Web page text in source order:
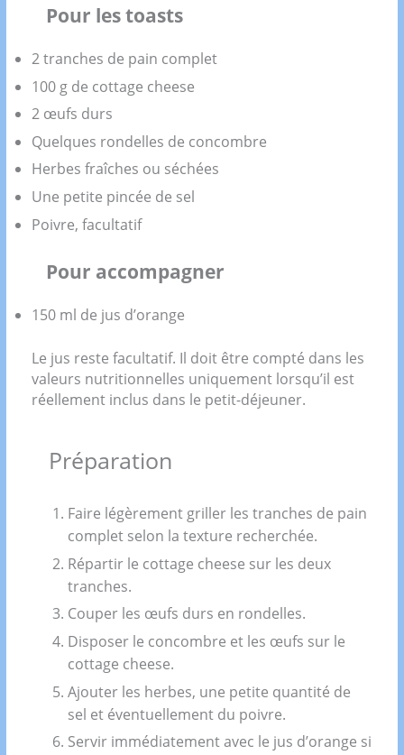
Pour les toasts
2 tranches de pain complet
100 g de cottage cheese
2 œufs durs
Quelques rondelles de concombre
Herbes fraîches ou séchées
Une petite pincée de sel
Poivre, facultatif
Pour accompagner
150 ml de jus d’orange
Le jus reste facultatif. Il doit être compté dans les
valeurs nutritionnelles uniquement lorsqu’il est
réellement inclus dans le petit-déjeuner.
Préparation
Faire légèrement griller les tranches de pain
complet selon la texture recherchée.
Répartir le cottage cheese sur les deux
tranches.
Couper les œufs durs en rondelles.
Disposer le concombre et les œufs sur le
cottage cheese.
Ajouter les herbes, une petite quantité de
sel et éventuellement du poivre.
Servir immédiatement avec le jus d’orange si